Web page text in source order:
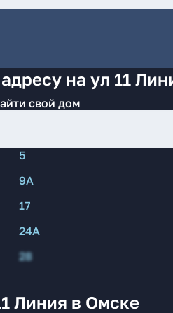
на ул 11
свой дом
5
9А
17
24А
28
Линия в Омске